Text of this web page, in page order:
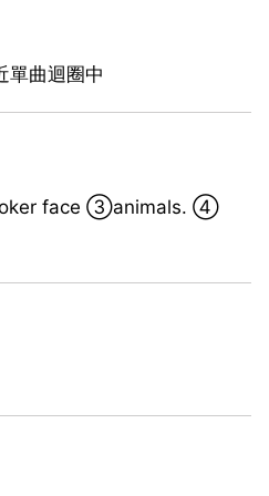
曲迴圈中
face ③animals. ④